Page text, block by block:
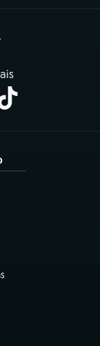
aba)